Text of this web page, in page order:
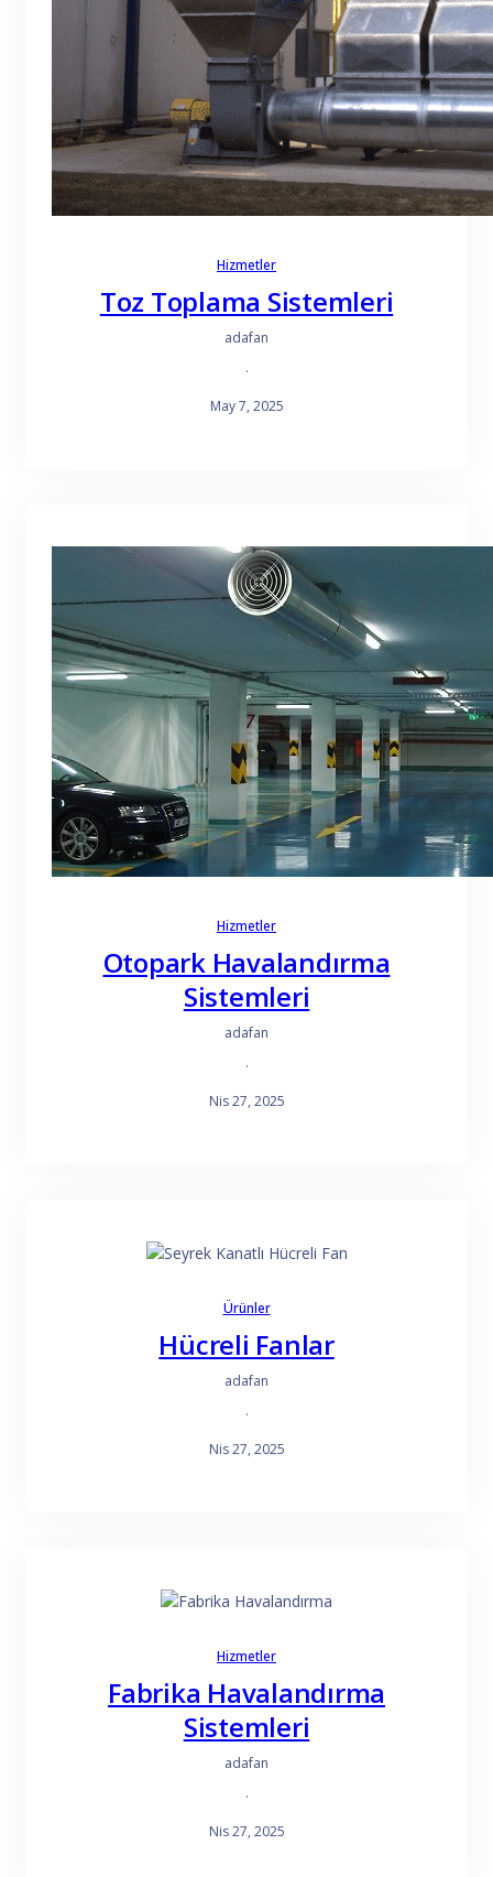
Hizmetler
Toz Toplama Sistemleri
adafan
·
May 7, 2025
Hizmetler
Otopark Havalandırma
Sistemleri
adafan
·
Nis 27, 2025
Ürünler
Hücreli Fanlar
adafan
·
Nis 27, 2025
Hizmetler
Fabrika Havalandırma
Sistemleri
adafan
·
Nis 27, 2025